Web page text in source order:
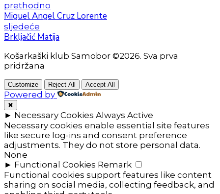
prethodno
Miguel Angel Cruz Lorente
sljedeće
Brkljačić Matija
Košarkaški klub Samobor ©2026. Sva prva
pridržana
Customize Reject All Accept All
Powered by
✖
► Necessary Cookies Always Active
Necessary cookies enable essential site features
like secure log-ins and consent preference
adjustments. They do not store personal data.
None
► Functional Cookies Remark
Functional cookies support features like content
sharing on social media, collecting feedback, and